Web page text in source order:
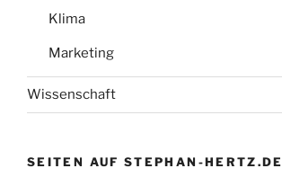
Klima
Marketing
Wissenschaft
SEITEN AUF STEPHAN-HERTZ.DE